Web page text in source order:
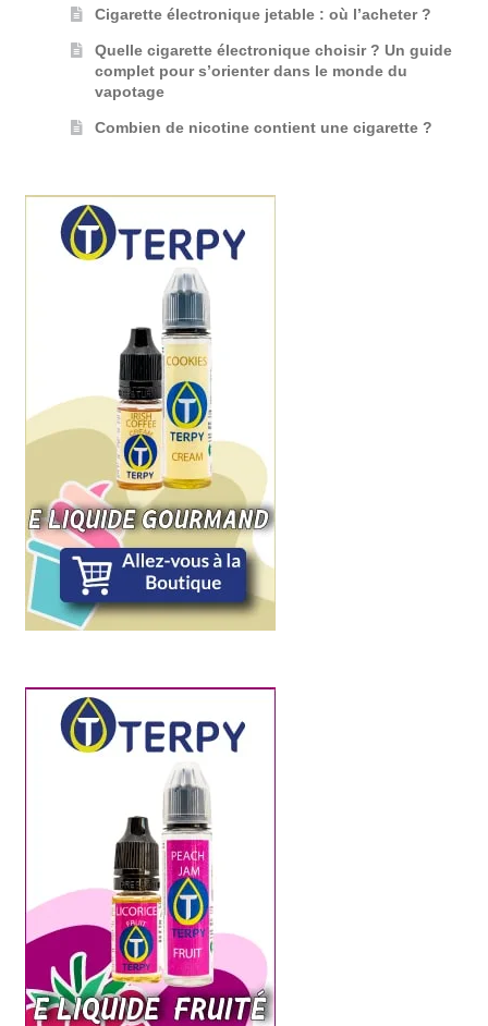
Cigarette électronique jetable : où l’acheter ?
Quelle cigarette électronique choisir ? Un guide
complet pour s’orienter dans le monde du
vapotage
Combien de nicotine contient une cigarette ?